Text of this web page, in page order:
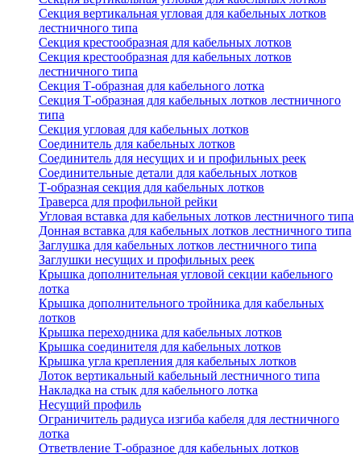
Секция вертикальная угловая для кабельных лотков
лестничного типа
Секция крестообразная для кабельных лотков
Секция крестообразная для кабельных лотков
лестничного типа
Секция Т-образная для кабельного лотка
Секция Т-образная для кабельных лотков лестничного
типа
Секция угловая для кабельных лотков
Соединитель для кабельных лотков
Соединитель для несущих и и профильных реек
Соединительные детали для кабельных лотков
Т-образная секция для кабельных лотков
Траверса для профильной рейки
Угловая вставка для кабельных лотков лестничного типа
Донная вставка для кабельных лотков лестничного типа
Заглушка для кабельных лотков лестничного типа
Заглушки несущих и профильных реек
Крышка дополнительная угловой секции кабельного
лотка
Крышка дополнительного тройника для кабельных
лотков
Крышка переходника для кабельных лотков
Крышка соединителя для кабельных лотков
Крышка угла крепления для кабельных лотков
Лоток вертикальный кабельный лестничного типа
Накладка на стык для кабельного лотка
Несущий профиль
Ограничитель радиуса изгиба кабеля для лестничного
лотка
Ответвление Т-образное для кабельных лотков